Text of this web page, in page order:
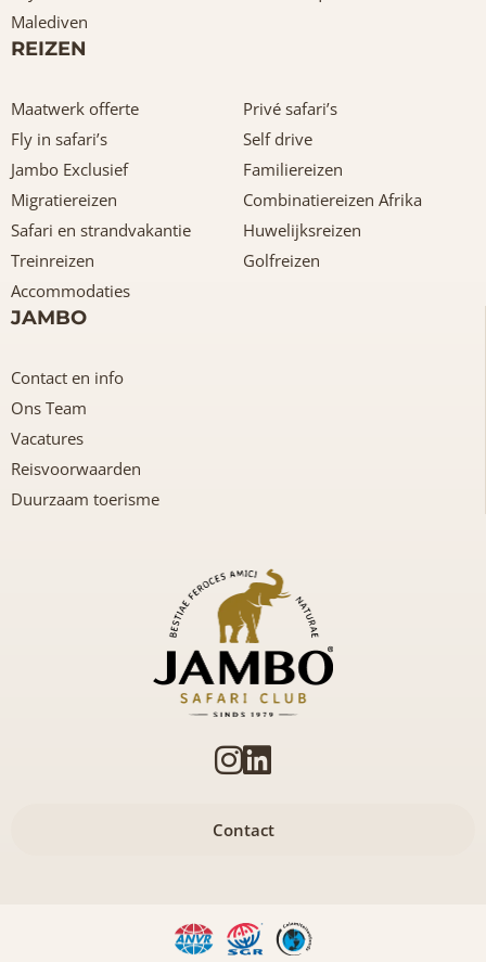
Malediven
REIZEN
Maatwerk offerte
Privé safari’s
Fly in safari’s
Self drive
Jambo Exclusief
Familiereizen
Migratiereizen
Combinatiereizen Afrika
Safari en strandvakantie
Huwelijksreizen
Treinreizen
Golfreizen
Accommodaties
JAMBO
Contact en info
Ons Team
Vacatures
Reisvoorwaarden
Duurzaam toerisme
Contact